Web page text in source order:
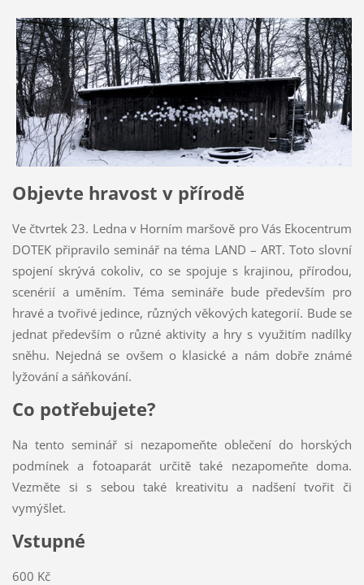
Objevte hravost v přírodě
Ve čtvrtek 23. Ledna v Horním maršově pro Vás Ekocentrum
DOTEK připravilo seminář na téma LAND – ART. Toto slovní
spojení skrývá cokoliv, co se spojuje s krajinou, přírodou,
scenérií a uměním. Téma semináře bude především pro
hravé a tvořivé jedince, různých věkových kategorií. Bude se
jednat především o různé aktivity a hry s využitím nadílky
sněhu. Nejedná se ovšem o klasické a nám dobře známé
lyžování a sáňkování.
Co potřebujete?
Na tento seminář si nezapomeňte oblečení do horských
podmínek a fotoaparát určitě také nezapomeňte doma.
Vezměte si s sebou také kreativitu a nadšení tvořit či
vymýšlet.
Vstupné
600 Kč